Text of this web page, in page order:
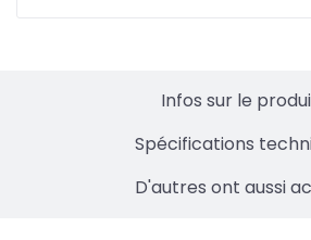
Infos sur le
Spécifications
D'autres ont aussi